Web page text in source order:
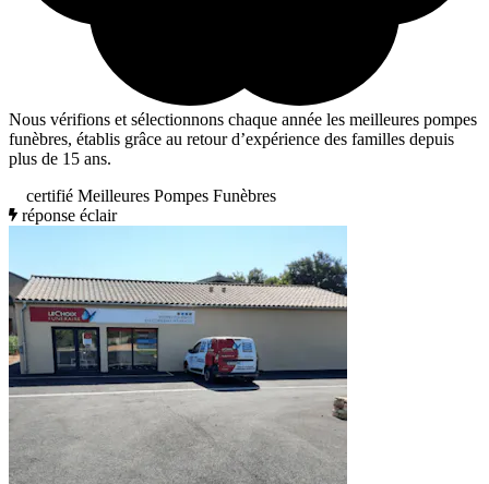
Nous vérifions et sélectionnons chaque année les meilleures pompes
funèbres, établis grâce au retour d’expérience des familles depuis
plus de 15 ans.
certifié Meilleures Pompes Funèbres
réponse éclair